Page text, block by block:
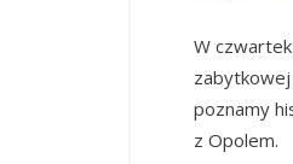
W
poznamy
z Opolem.